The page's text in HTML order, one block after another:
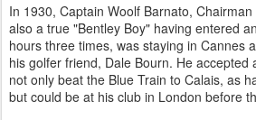
In 1930, Captain Woolf Barnato,
also a true "Bentley Boy" having entered
hours three times, was staying in Cannes
his golfer friend, Dale Bourn. He accepted
not only beat the Blue Train to Calais, as
but could be at his club in London before